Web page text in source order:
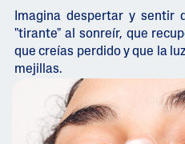
Imagina despertar y
"tirante" al sonreír, que
que creías perdido y que la
mejillas.